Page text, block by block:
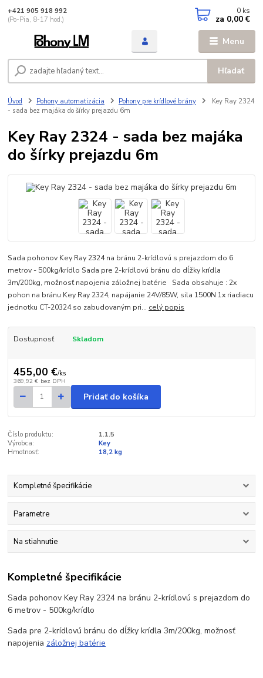
Menu
Hľadať
+421 905 918 992
(Po-Pia, 8-17 hod.)
0 ks
za 0,00 €
Úvod Pohony automatizácia Pohony pre krídlové brány
Key Ray 2324
- sada bez majáka do šírky prejazdu 6m
Key Ray 2324 - sada bez majáka
do šírky prejazdu 6m
Sada pohonov Key Ray 2324 na bránu 2-krídlovú s prejazdom do 6
metrov - 500kg/krídlo Sada pre 2-krídlovú bránu do dĺžky krídla
3m/200kg, možnosť napojenia záložnej batérie Sada obsahuje : 2x
pohon na bránu Key Ray 2324, napájanie 24V/85W, sila 1500N 1x riadiacu
jednotku CT-20324 so zabudovaným pri... celý popis
Dostupnosť Skladom
455,00 €/ks
369,92 € bez DPH
Pridať do košíka
Číslo produktu:
1.1.5
Výrobca:
Key
Hmotnosť:
18,2 kg
Kompletné špecifikácie
Parametre
Na stiahnutie
Kompletné špecifikácie
Sada pohonov Key Ray 2324 na bránu 2-krídlovú s prejazdom do
6 metrov - 500kg/krídlo
Sada pre 2-krídlovú bránu do dĺžky krídla 3m/200kg, možnosť
napojenia záložnej batérie